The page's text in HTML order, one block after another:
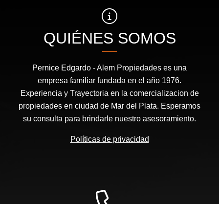
QUIÉNES SOMOS
Pernice Edgardo - Alem Propiedades es una
empresa familiar fundada en el año 1976.
Experiencia y Trayectoria en la comercializacion de
propiedades en ciudad de Mar del Plata. Esperamos
su consulta para brindarle nuestro asesoramiento.
Políticas de privacidad